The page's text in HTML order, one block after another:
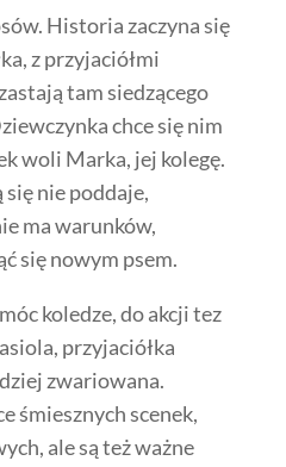
Historia zaczyna się
z przyjaciółmi
tam siedzącego
chce się nim
woli Marka, jej kolegę.
nie poddaje,
ma warunków,
się nowym psem.
koledze, do akcji tez
przyjaciółka
zwariowana.
śmiesznych scenek,
ale są też ważne